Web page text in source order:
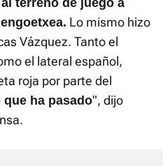
terreno de juego a
Lo mismo hizo
Vázquez. Tanto el
el lateral español,
roja por parte del
ha pasado", dijo